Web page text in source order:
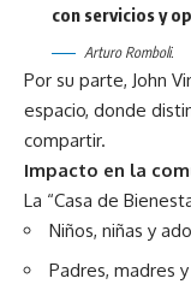
con servicios y
Arturo Romboli.
Por su parte, John
espacio, donde
compartir.
Impacto en la
La “Casa de
Niños, niñas y
Padres, madres